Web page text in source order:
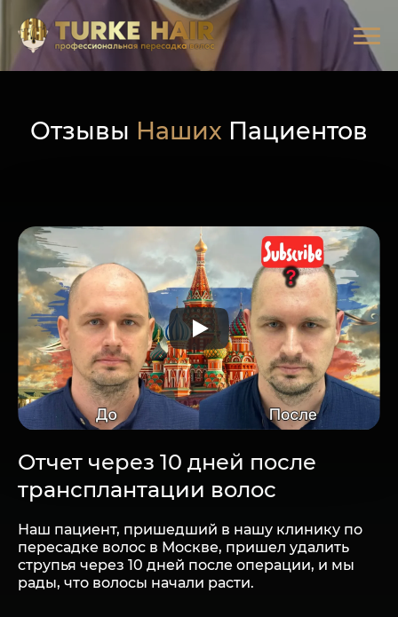
Отзывы Наших Пациентов
Отчет через 10 дней после
трансплантации волос
Наш пациент, пришедший в нашу клинику по
пересадке волос в Москве, пришел удалить
струпья через 10 дней после операции, и мы
рады, что волосы начали расти.